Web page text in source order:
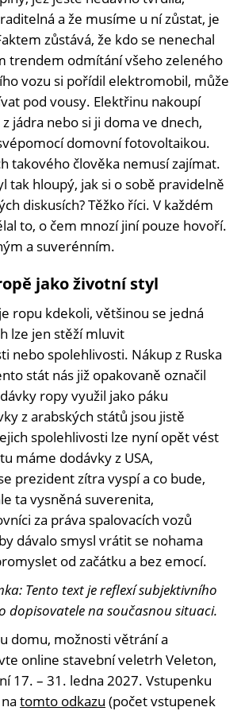
a že musíme u ní zůstat, je
zůstává, že kdo se nenechal
trendem odmítání všeho zeleného
vozu si pořídil elektromobil, může
pod vousy. Elektřinu nakoupí
jádra nebo si ji doma ve dnech,
domovní fotovoltaikou.
takového člověka nemusí zajímat.
tak hloupý, jak si o sobě pravidelně
diskusích? Těžko říci. V každém
to, o čem mnozí jiní pouze hovoří.
a suverénním.
jako životní styl
ropu kdekoli, většinou se jedná
lze jen stěží mluvit
nebo spolehlivosti. Nákup z Ruska
stát nás již opakovaně označil
ropy využil jako páku
z arabských států jsou jistě
spolehlivosti lze nyní opět vést
máme dodávky z USA,
prezident zítra vyspí a co bude,
ta vysněná suverenita,
za práva spalovacích vozů
dávalo smysl vrátit se nohama
od začátku a bez emocí.
Tento text je reflexí subjektivního
dopisovatele na současnou situaci.
domu, možnosti větrání a
online stavební veletrh Veleton,
17. – 31. ledna 2027. Vstupenku
tomto odkazu (počet vstupenek